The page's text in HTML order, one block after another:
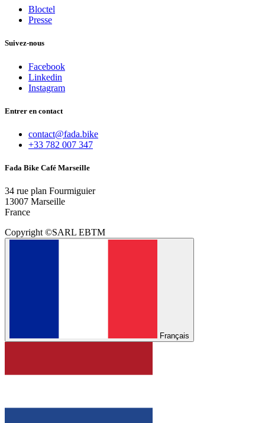
Bloctel
Presse
Suivez-nous
Facebook
Linkedin
Instagram
Entrer en contact
contact@fada.bike
+33 782 007 347
Fada Bike Café Marseille
34 rue plan Fourmiguier
13007 Marseille
France
Copyright ©SARL EBTM
Français